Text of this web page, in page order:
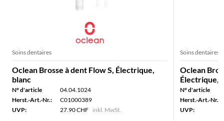
Soins dentaires
Oclean Brosse à dent Flow S, Électrique,
blanc
N° d'article
04.04.1024
Herst.-Art.-Nr.:
C01000389
UVP:
27.90 CHF inkl. MwSt.
Soins dentaires
Oclean
Électrique,
N° d'article
Herst.-Art.-Nr.:
UVP: